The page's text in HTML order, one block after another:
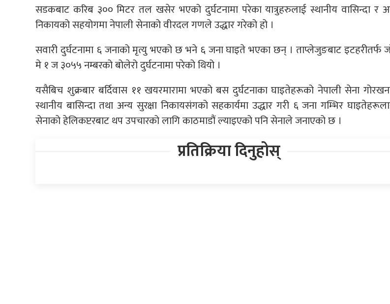
सडकबाट करिब ३०० मिटर तल खसेर भएको दुर्घटनामा परेका यात्रुहरुलाई स्थानीय वासिन्दा र
निकायको सहयोगमा नेपाली सेनाको वीरदल गणले उद्धार गरेको हो ।
सवारी दुर्घटनामा ६ जनाको मृत्यु भएको छ भने ६ जना घाइते भएका छन् । ताप्लेजुङबाट इटहरीतर्फ
मे १ ज ३०५५ नम्बरको बोलेरो दुर्घटनामा परेको थियो ।
यसैबिच शुक्रबार बर्दिवास ११ खयरमारामा भएको बस दुर्घटनाका घाइतेहरूको नेपाली सेना
स्थानीय बासिन्दा तथा अन्य सुरक्षा निकायसंगको सहकार्यमा उद्धार गरी ६ जना गम्भिर
सेनाको हेलिकप्टरबाट थप उपचारको लागि काठमाडौं ल्याइएको पनि सेनाले जनाएको छ ।
प्रतिक्रिया दिनुहोस्